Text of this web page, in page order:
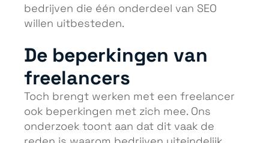
bedrijven die één onderdeel van SEO
willen uitbesteden.
De beperkingen van
freelancers
Toch brengt werken met een freelancer
ook beperkingen met zich mee. Ons
onderzoek toont aan dat dit vaak de